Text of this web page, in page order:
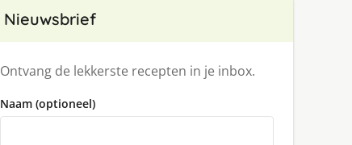
Nieuwsbrief
Ontvang de lekkerste recepten in je inbox.
Naam (optioneel)